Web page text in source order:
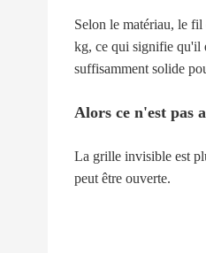
Selon le matériau, le
kg, ce qui signifie qu'il
suffisamment solide
Alors ce n'est pas
La grille invisible est
peut être ouverte.